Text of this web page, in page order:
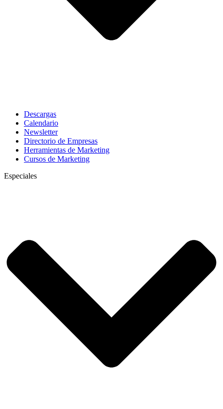
Descargas
Calendario
Newsletter
Directorio de Empresas
Herramientas de Marketing
Cursos de Marketing
Especiales